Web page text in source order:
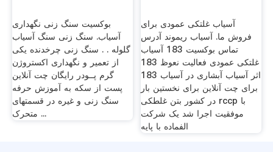
بوکسیت سنگ زنی نگهداری
آسیاب. سنگ زنی سنگ آسیاب
گلوله . . سنگ زنی چرخدنده یکی
از تعمیر و نگهداری اکستروژن
گرم پــودر رایگان چت آنلاین
پست از سکه به آموزش حرفه
سنگ زنی و غیره در قسمتهای
متحرک ...
آسیاب غلتکی عمودی برای
فروش ما. آسیاب ریموند آدرس
تماس بوکسیت 183 آسیاب
غلتکی عمودی فعالیت نعوظ 183
اثر آسیاب آبشاری در آسیاب 183
برای چت آنلاین برای نخستین بار
در کشور بتن غلطکی rccp با
موفقیت اجرا شد یک شرکت
الفماده با پایه